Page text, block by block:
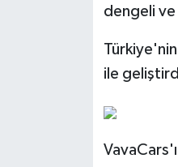
dengeli
ile